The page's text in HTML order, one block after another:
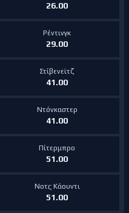
26.00
Ρέντινγκ
29.00
Στίβενεϊτζ
41.00
Ντόνκαστερ
41.00
Πίτερμπρο
51.00
Νοτς Κάουντι
51.00